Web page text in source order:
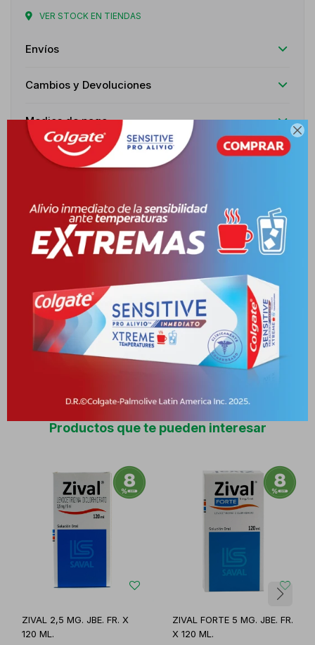

VER STOCK EN TIENDAS
Envíos
Cambios y Devoluciones
Medios de pago
Características
INDICACIONES INDICADO EN LA PREVENCIÓN Y TRATAMIENTO DE
SÍNDROMES ALÉRGICOS CUTÁNEOS Y DE LAS VÍAS AÉREAS, TALES
COMO, RINITIS A
Productos que te pueden interesar
ZIVAL 2,5 MG. JBE. FR. X
120 ML.
ZIVAL FORTE 5 MG. JBE. FR.
X 120 ML.